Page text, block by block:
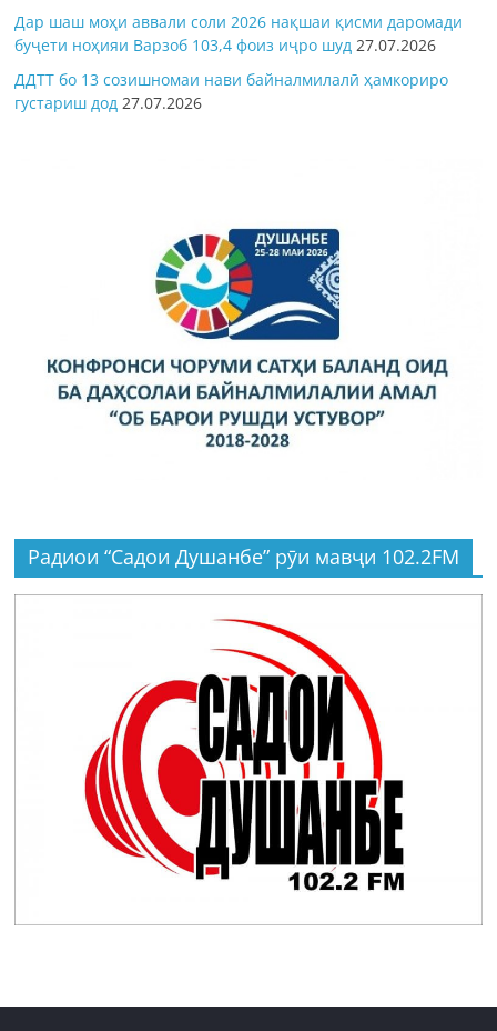
Дар шаш моҳи аввали соли 2026 нақшаи қисми даромади
буҷети ноҳияи Варзоб 103,4 фоиз иҷро шуд 27.07.2026
ДДТТ бо 13 созишномаи нави байналмилалӣ ҳамкориро
густариш дод 27.07.2026
Радиои “Садои Душанбе” рӯи мавҷи 102.2FM